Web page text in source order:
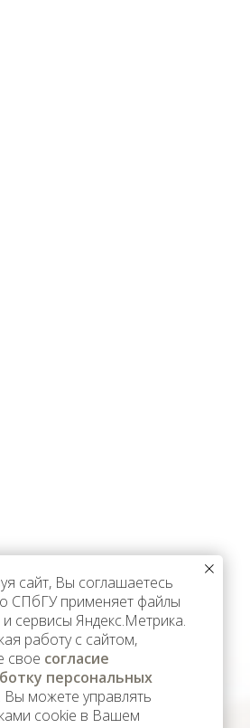
сайт, Вы соглашаетесь
СПбГУ применяет файлы
сервисы Яндекс.Метрика.
работу с сайтом,
свое согласие
персональных
. Вы можете управлять
cookie в Вашем